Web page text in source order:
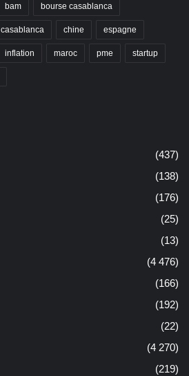
bam bourse casablanca
casablanca chine espagne
inflation maroc pme startup
(437)
(138)
(176)
(25)
(13)
(4 476)
(166)
(192)
(22)
(4 270)
(219)